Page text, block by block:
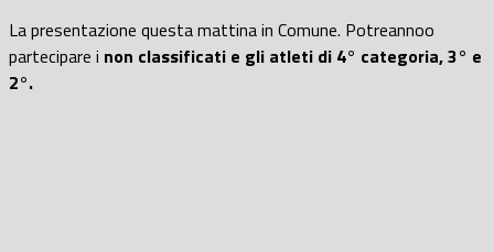
La presentazione questa mattina in Comune. Potreannoo
partecipare i non classificati e gli atleti di 4° categoria, 3° e
2°.